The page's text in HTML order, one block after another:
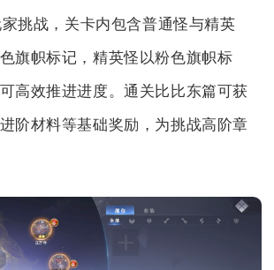
挑战，关卡内包含普通怪与精英
旗帜标记，精英怪以粉色旗帜标
高效推进进度。通关比比东篇可获
阶材料等基础奖励，为挑战高阶章